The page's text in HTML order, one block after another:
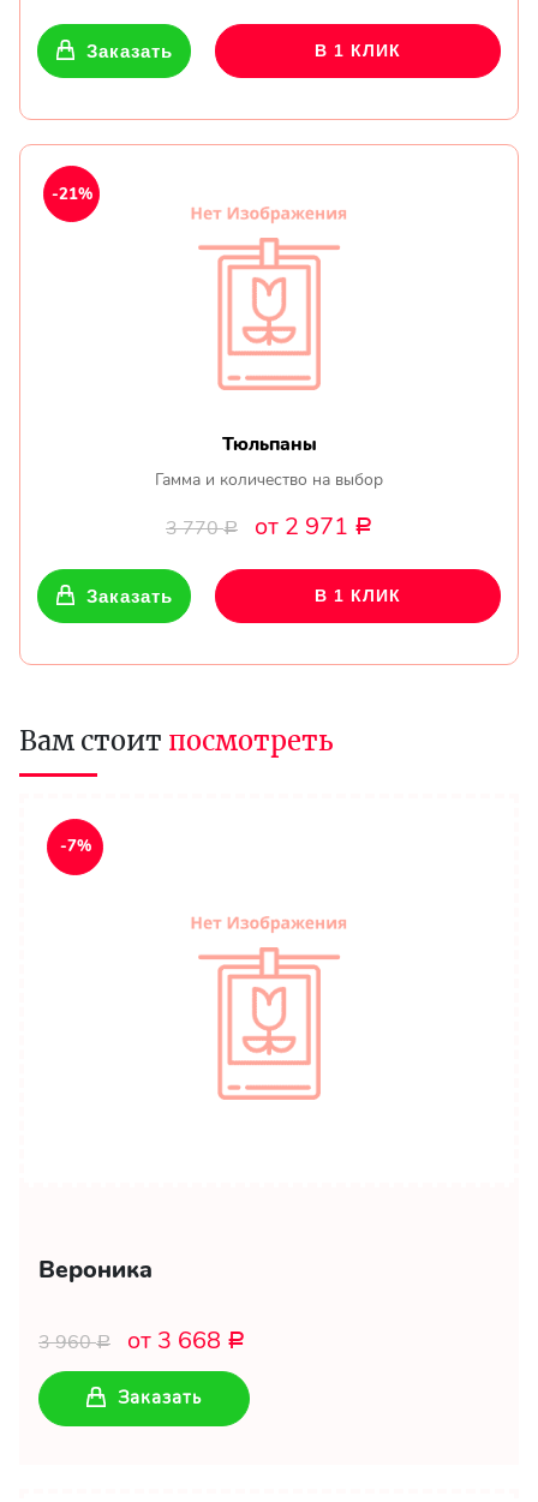
Заказать В 1 КЛИК
Тюльпаны
Гамма и количество на выбор
3 770Р от 2 971 Р
-21%
Заказать В 1 КЛИК
Вам стоит посмотреть
-7%
Вероника
3 960Р от 3 668 Р
Заказать